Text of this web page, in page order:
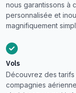
nous garantissons à
personnalisée et
magnifiquement
Vols
Découvrez des
compagnies